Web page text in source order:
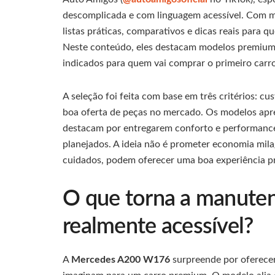
descomplicada e com linguagem acessível.
listas práticas, comparativos e dicas reais para
Neste conteúdo, eles destacam modelos
indicados para quem vai comprar o primeiro
A seleção foi feita com base em três critérios:
boa oferta de peças no mercado. Os modelos
destacam por entregarem conforto e
planejados. A ideia não é prometer economia
cuidados, podem oferecer uma boa experiência
O que torna a
realmente acessível?
A Mercedes A200 W176 surpreende por